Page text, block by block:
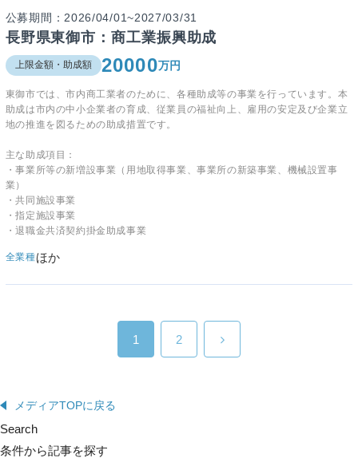
公募期間：2026/04/01~2027/03/31
長野県東御市：商工業振興助成
上限金額・助成額 20000万円
東御市では、市内商工業者のために、各種助成等の事業を行っています。本
助成は市内の中小企業者の育成、従業員の福祉向上、雇用の安定及び企業立
地の推進を図るための助成措置です。
主な助成項目：
・事業所等の新増設事業（用地取得事業、事業所の新築事業、機械設置事
業）
・共同施設事業
・指定施設事業
・退職金共済契約掛金助成事業
全業種ほか
1 2
メディアTOPに戻る
Search
条件から記事を探す